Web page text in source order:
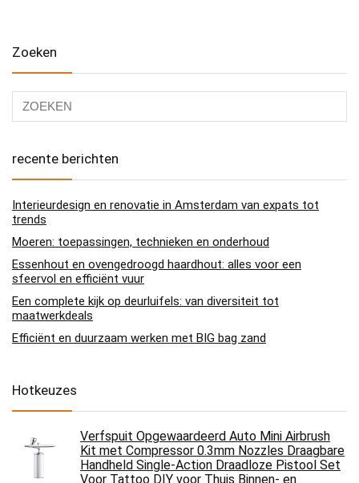
Zoeken
recente berichten
Interieurdesign en renovatie in Amsterdam van expats tot
trends
Moeren: toepassingen, technieken en onderhoud
Essenhout en ovengedroogd haardhout: alles voor een
sfeervol en efficiënt vuur
Een complete kijk op deurluifels: van diversiteit tot
maatwerkdeals
Efficiënt en duurzaam werken met BIG bag zand
Hotkeuzes
Verfspuit Opgewaardeerd Auto Mini Airbrush
Kit met Compressor 0.3mm Nozzles Draagbare
Handheld Single-Action Draadloze Pistool Set
Voor Tattoo DIY voor Thuis Binnen- en